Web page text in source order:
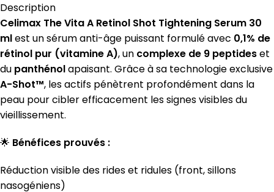
Description
Celimax The Vita A Retinol Shot Tightening Serum 30
mlest un sérum anti-âge puissant formulé avec 0,1% de
rétinol pur (vitamine A), un complexe de 9 peptideset
du panthénolapaisant. Grâce à sa technologie exclusive
A-Shot™, les actifs pénètrent profondément dans la
peau pour cibler efficacement les signes visibles du
vieillissement.
🌟 Bénéfices prouvés :
Réduction visible des rides et ridules (front, sillons
nasogéniens)